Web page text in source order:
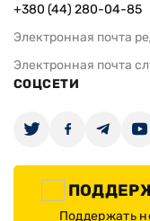
+380 (44) 280-04-85
Электронная почта
Электронная почта
СОЦСЕТИ
Поддержать